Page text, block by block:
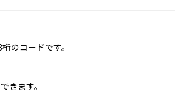
のコードです。
きます。